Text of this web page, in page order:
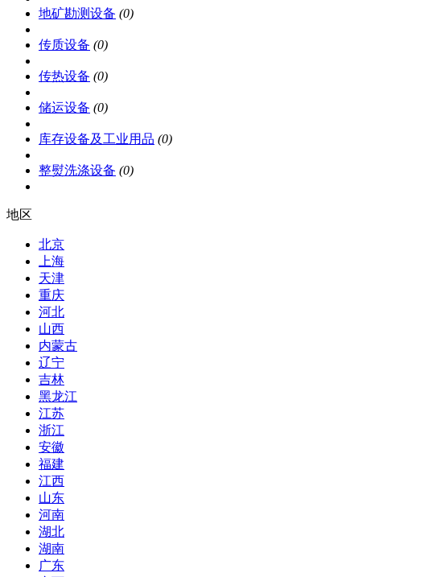
地矿勘测设备 (0)
传质设备 (0)
传热设备 (0)
储运设备 (0)
库存设备及工业用品 (0)
整熨洗涤设备 (0)
地区
北京
上海
天津
重庆
河北
山西
内蒙古
辽宁
吉林
黑龙江
江苏
浙江
安徽
福建
江西
山东
河南
湖北
湖南
广东